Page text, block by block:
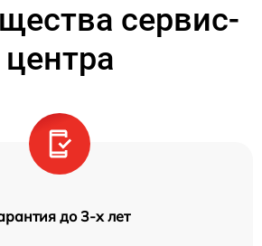
сервис-
центра
до 3-х лет